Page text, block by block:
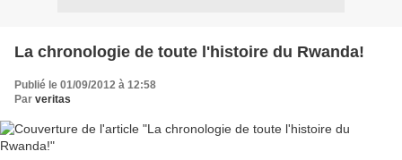
La chronologie de toute l'histoire du Rwanda!
Publié le 01/09/2012 à 12:58
Par veritas